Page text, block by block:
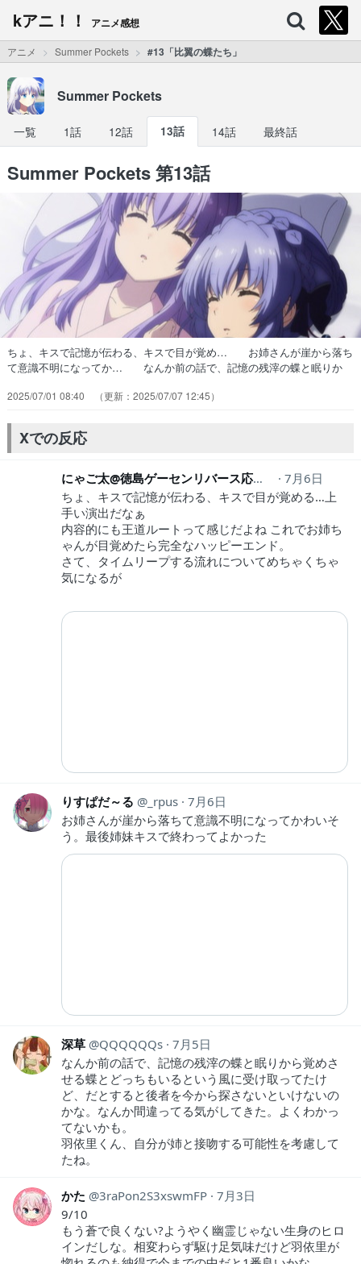
kアニ！！ アニメ感想
アニメ Summer Pockets #13「比翼の蝶たち」
Summer Pockets
一覧 1話 12話 13話 14話 最終話
Summer Pockets 第13話
ちょ、キスで記憶が伝わる、キスで目が覚め… お姉さんが崖から落ち
て意識不明になってか… なんか前の話で、記憶の残滓の蝶と眠りか
てて顔が…しろはは嫉妬しない… 双子の記憶を持つ蝶を探す話だが、
皆んな可愛いです⚪︎剣勇伝説YA… 蒼は子供の頃夜の山に七影蝶を探
しに行き、… 藍の七影蝶が見えんのもよく分からんし最後…
2025/07/01 08:40 2025/07/07 12:45
Xでの反応
にゃご太@徳島ゲーセンリバース応援中！ nya5ta
7月6日
ちょ、キスで記憶が伝わる、キスで目が覚める…上
手い演出だなぁ
内容的にも王道ルートって感じだよね これでお姉ち
ゃんが目覚めたら完全なハッピーエンド。
さて、タイムリープする流れについてめちゃくちゃ
気になるが
りすぱだ～る _rpus 7月6日
お姉さんが崖から落ちて意識不明になってかわいそ
う。最後姉妹キスで終わってよかった
深草 QQQQQQs 7月5日
なんか前の話で、記憶の残滓の蝶と眠りから覚めさ
せる蝶とどっちもいるという風に受け取ってたけ
ど、だとすると後者を今から探さないといけないの
かな。なんか間違ってる気がしてきた。よくわかっ
てないかも。
羽依里くん、自分が姉と接吻する可能性を考慮して
たね。
かた 3raPon2S3xswmFP 7月3日
9/10
もう蒼で良くない?ようやく幽霊じゃない生身のヒロ
インだしな。相変わらず駆け足気味だけど羽依里が